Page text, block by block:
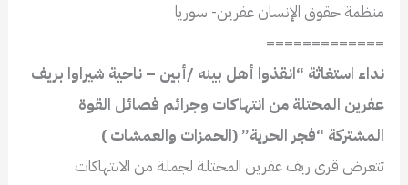
منظمة حقوق الإنسان عفرين- سوريا
=============
نداء استغاثة “انقذوا أهل بينه /أبين – ناحية شيراوا بريف
عفرين المحتلة من انتهاكات وجرائم فصائل القوة
المشتركة “فجر الحرية” (الحمزات والعمشات )
تتعرض قرى ريف عفرين المحتلة لجملة من الانتهاكات